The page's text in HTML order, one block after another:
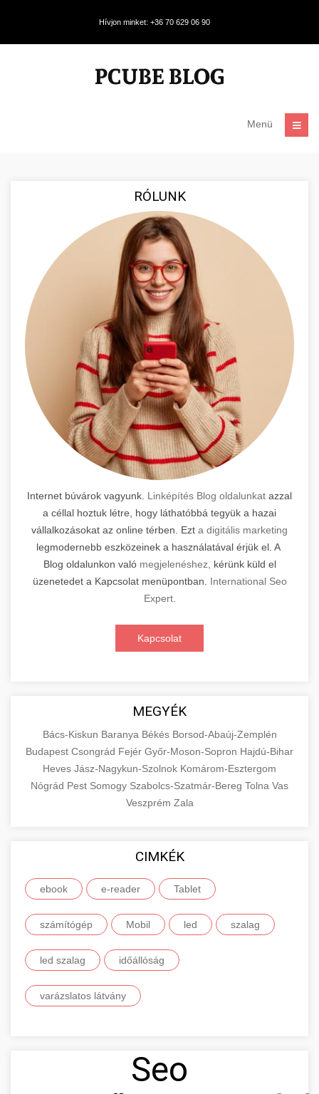
Hívjon minket: +36 70 629 06 90
Menü
RÓLUNK
Internet búvárok vagyunk. Linképítés Blog oldalunkat azzal
a céllal hoztuk létre, hogy láthatóbbá tegyük a hazai
vállalkozásokat az online térben. Ezt a digitális marketing
legmodernebb eszközeinek a használatával érjük el. A
Blog oldalunkon való megjelenéshez,
kérünk küld el
üzenetedet a Kapcsolat menüpontban. International Seo
Expert.
Kapcsolat
MEGYÉK
Bács-Kiskun Baranya Békés Borsod-Abaúj-Zemplén
Budapest Csongrád Fejér Győr-Moson-Sopron Hajdú-Bihar
Heves Jász-Nagykun-Szolnok Komárom-Esztergom
Nógrád Pest Somogy Szabolcs-Szatmár-Bereg Tolna Vas
Veszprém Zala
CIMKÉK
ebook e-reader Tablet
számítógép Mobil led szalag
led szalag időállóság
varázslatos látvány
Seo